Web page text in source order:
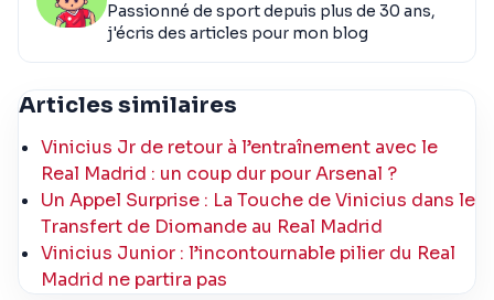
Passionné de sport depuis plus de 30 ans,
j'écris des articles pour mon blog
Articles similaires
Vinicius Jr de retour à l’entraînement avec le
Real Madrid : un coup dur pour Arsenal ?
Un Appel Surprise : La Touche de Vinicius dans le
Transfert de Diomande au Real Madrid
Vinicius Junior : l’incontournable pilier du Real
Madrid ne partira pas